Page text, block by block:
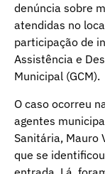
denúncia sobre
atendidas no
participação de
Assistência e
Municipal (GCM).
O caso ocorreu
agentes
Sanitária, Mauro
que se